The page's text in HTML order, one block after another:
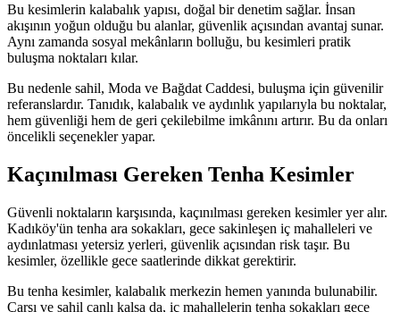
Bu kesimlerin kalabalık yapısı, doğal bir denetim sağlar. İnsan
akışının yoğun olduğu bu alanlar, güvenlik açısından avantaj sunar.
Aynı zamanda sosyal mekânların bolluğu, bu kesimleri pratik
buluşma noktaları kılar.
Bu nedenle sahil, Moda ve Bağdat Caddesi, buluşma için güvenilir
referanslardır. Tanıdık, kalabalık ve aydınlık yapılarıyla bu noktalar,
hem güvenliği hem de geri çekilebilme imkânını artırır. Bu da onları
öncelikli seçenekler yapar.
Kaçınılması Gereken Tenha Kesimler
Güvenli noktaların karşısında, kaçınılması gereken kesimler yer alır.
Kadıköy'ün tenha ara sokakları, gece sakinleşen iç mahalleleri ve
aydınlatması yetersiz yerleri, güvenlik açısından risk taşır. Bu
kesimler, özellikle gece saatlerinde dikkat gerektirir.
Bu tenha kesimler, kalabalık merkezin hemen yanında bulunabilir.
Çarşı ve sahil canlı kalsa da, iç mahallelerin tenha sokakları gece